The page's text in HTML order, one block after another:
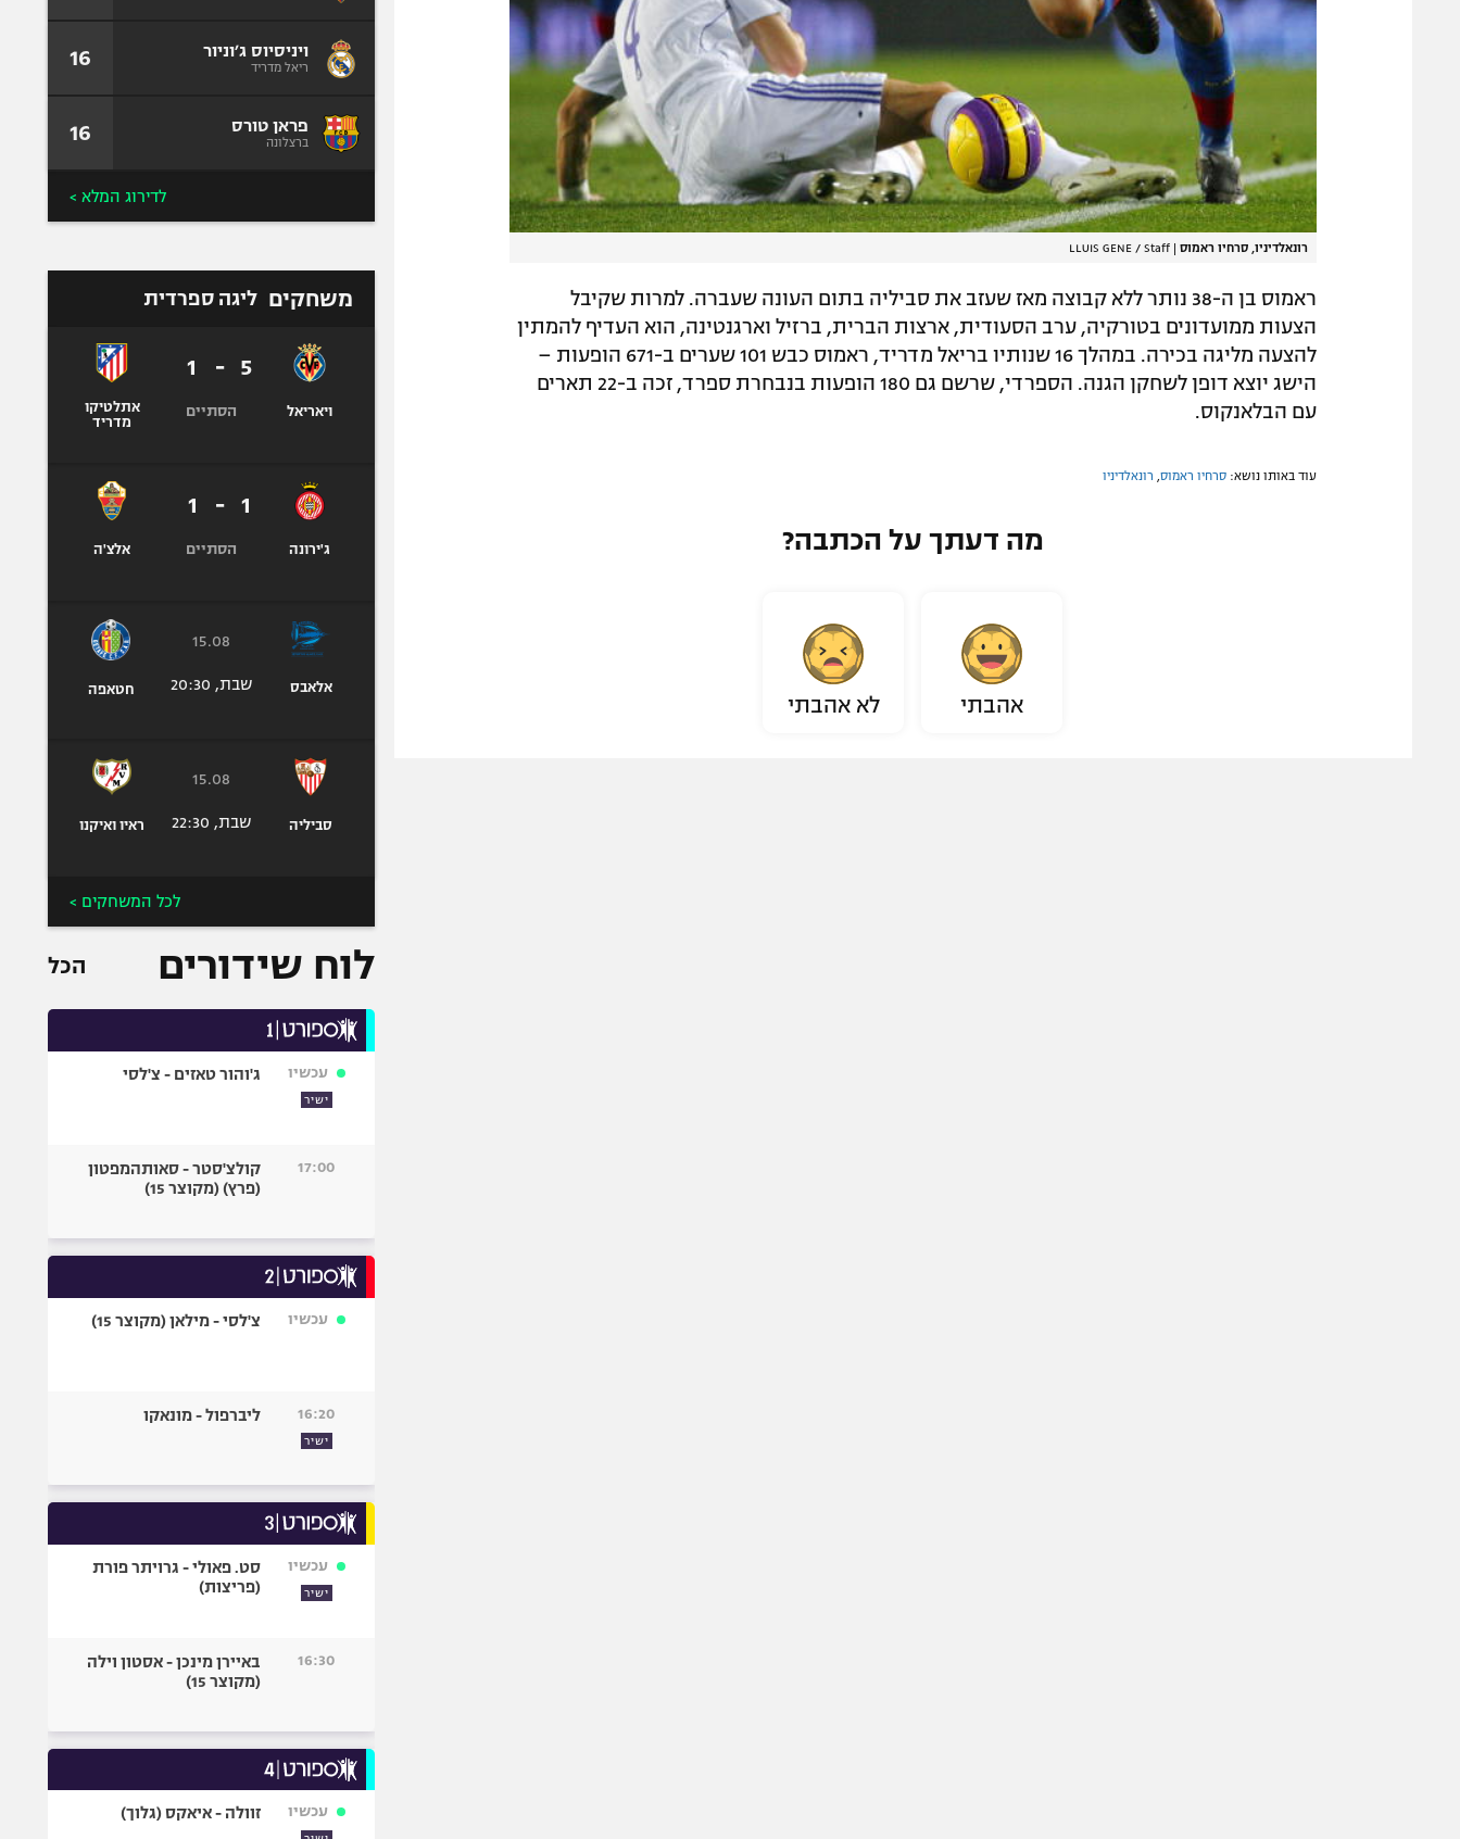
רונאלדיניו, סרחיו ראמוס |
LLUIS GENE / Staff
ראמוס בן ה-38 נותר ללא קבוצה מאז שעזב את סביליה בתום העונה שעברה. למרות שקיבל
הצעות ממועדונים בטורקיה, ערב הסעודית, ארצות הברית, ברזיל וארגנטינה, הוא העדיף להמתין
להצעה מליגה בכירה. במהלך 16 שנותיו בריאל מדריד, ראמוס כבש 101 שערים ב-671 הופעות –
הישג יוצא דופן לשחקן הגנה. הספרדי, שרשם גם 180 הופעות בנבחרת ספרד, זכה ב-22 תארים
עם הבלאנקוס.
עוד באותו נושא: סרחיו ראמוס רונאלדיניו
מה דעתך על הכתבה?
אהבתי לא אהבתי
ויניסיוס ג׳וניור
ריאל מדריד 16
פראן טורס
ברצלונה 16
לדירוג המלא >
משחקים ליגה ספרדית
ויאריאל
5
-
1
הסתיים
אתלטיקו
מדריד
ג'ירונה
1
-
1
הסתיים אלצ'ה
אלאבס
15.08
שבת, 20:30 חטאפה
סביליה
15.08
שבת, 22:30 ראיו ואיקנו
לכל המשחקים >
לוח שידורים הכל
עכשיו
ישיר
ג'והור טאזים - צ'לסי
17:00
קולצ'סטר - סאותהמפטון
(פרץ) (מקוצר 15)
עכשיו צ'לסי - מילאן (מקוצר 15)
16:20
ישיר
ליברפול - מונאקו
עכשיו
ישיר
סט. פאולי - גרויתר פורת
(פריצות)
16:30
באיירן מינכן - אסטון וילה
(מקוצר 15)
עכשיו זוולה - איאקס (גלוך)